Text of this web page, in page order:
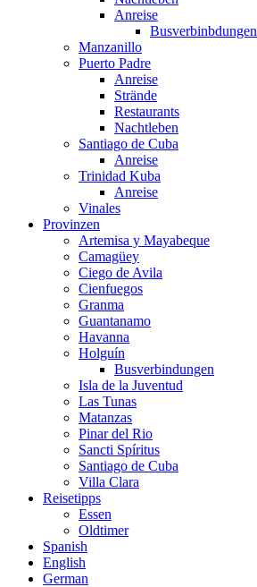
Anreise
Busverbinbdungen
Manzanillo
Puerto Padre
Anreise
Strände
Restaurants
Nachtleben
Santiago de Cuba
Anreise
Trinidad Kuba
Anreise
Vinales
Provinzen
Artemisa y Mayabeque
Camagüey
Ciego de Avila
Cienfuegos
Granma
Guantanamo
Havanna
Holguín
Busverbindungen
Isla de la Juventud
Las Tunas
Matanzas
Pinar del Rio
Sancti Spíritus
Santiago de Cuba
Villa Clara
Reisetipps
Essen
Oldtimer
Spanish
English
German